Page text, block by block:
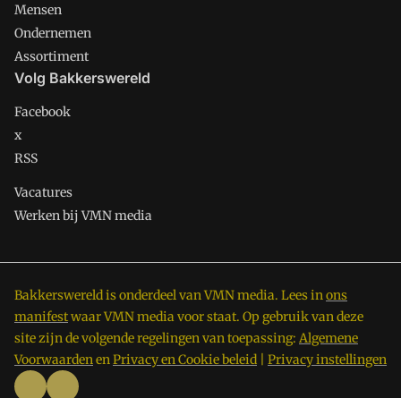
Mensen
Ondernemen
Assortiment
Volg Bakkerswereld
Facebook
x
RSS
Vacatures
Werken bij VMN media
Bakkerswereld is onderdeel van VMN media. Lees inons
manifestwaar VMN media voor staat. Op gebruik van deze
site zijn de volgende regelingen van toepassing: Algemene
VoorwaardenenPrivacy en Cookie beleid Privacy instellingen